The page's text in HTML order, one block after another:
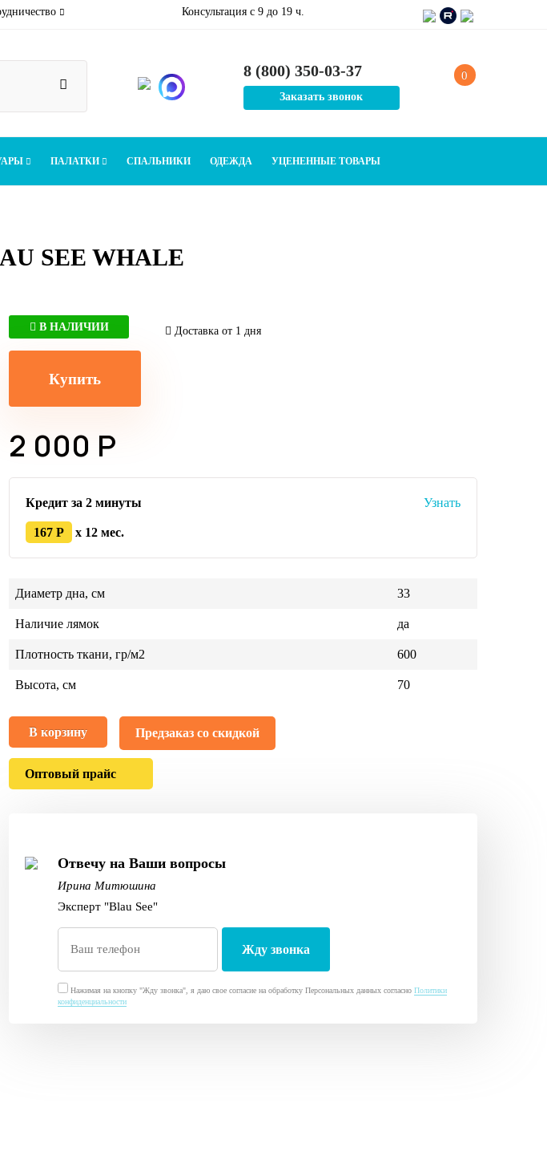
Консультация c 9 до 19 ч.
8 (800) 350-03-37
Заказать звонок
0
ПАЛАТКИ СПАЛЬНИКИ ОДЕЖДА УЦЕНЕННЫЕ ТОВАРЫ
SEE WHALE
В НАЛИЧИИ Доставка от 1 дня
Купить
2 000 Р
Кредит за 2 минуты Узнать
167 Р x 12 мес.
Диаметр дна, см 33
Наличие лямок да
Плотность ткани, гр/м2 600
Высота, см 70
В корзину Предзаказ со скидкой
Оптовый прайс
Отвечу на Ваши вопросы
Ирина Митюшина
Эксперт "Blau See"
Нажимая на кнопку "Жду звонка", я даю свое согласие на обработку Персональных данных согласно Политики
конфиденциальности